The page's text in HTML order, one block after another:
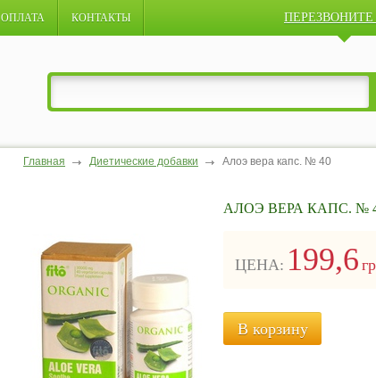
ОПЛАТА КОНТАКТЫ
Главная Диетические добавки Алоэ вера капс. № 40
АЛОЭ ВЕРА КАПС. №
ЦЕНА: 199,6
В корзину